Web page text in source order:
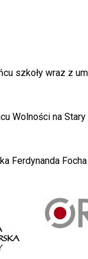
szkoły wraz z
Wolności na Stary
Ferdynanda